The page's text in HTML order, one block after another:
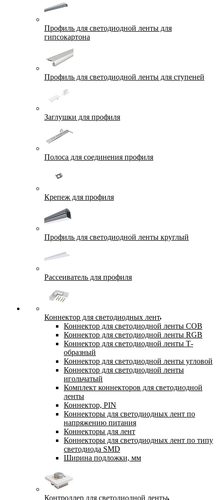
Профиль для светодиодной ленты для
гипсокартона
Профиль для светодиодной ленты для ступеней
Заглушки для профиля
Полоса для соединения профиля
Крепеж для профиля
Профиль для светодиодной ленты круглый
Рассеиватель для профиля
Коннектор для светодиодных лент
Коннектор для светодиодной ленты COB
Коннектор для светодиодной ленты RGB
Коннектор для светодиодной ленты Т-
образный
Коннектор для светодиодной ленты угловой
Коннектор для светодиодной ленты
игольчатый
Комплект коннекторов для светодиодной
ленты
Коннектор, PIN
Коннекторы для светодиодных лент по
напряжению питания
Коннекторы для лент
Коннекторы для светодиодных лент по типу
светодиода SMD
Ширина подложки, мм
Контроллер для светодиодной ленты